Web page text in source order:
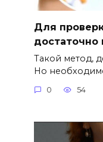
Для
достаточно
Такой метод,
Но
0 54